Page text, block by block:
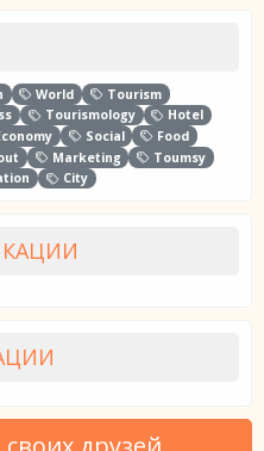
World
Tourism
Tourismology
Hotel
Social
Food
Marketing
Toumsy
City